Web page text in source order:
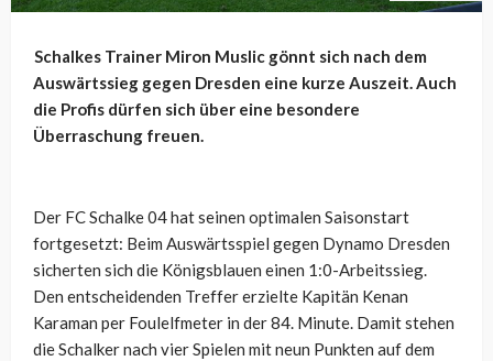
Schalkes Trainer Miron Muslic gönnt sich nach dem
Auswärtssieg gegen Dresden eine kurze Auszeit. Auch
die Profis dürfen sich über eine besondere
Überraschung freuen.
Der FC Schalke 04 hat seinen optimalen Saisonstart
fortgesetzt: Beim Auswärtsspiel gegen Dynamo Dresden
sicherten sich die Königsblauen einen 1:0-Arbeitssieg.
Den entscheidenden Treffer erzielte Kapitän Kenan
Karaman per Foulelfmeter in der 84. Minute. Damit stehen
die Schalker nach vier Spielen mit neun Punkten auf dem